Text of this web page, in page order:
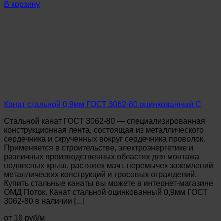
стальной
В корзину
Канат стальной 0,9мм ГОСТ 3062-80 оцинкованный С
Стальной канат ГОСТ 3062-80 — специализированная
конструкционная лента, состоящая из металлического
сердечника и скрученных вокруг сердечника проволок.
Применяется в строительстве, электроэнергетике и
различных производственных областях для монтажа
подвесных крыш, растяжек мачт, перемычек заземлений
металлических конструкций и тросовых ограждений.
Купить стальные канаты вы можете в интернет-магазине
ОМД Поток. Канат стальной оцинкованный 0,9мм ГОСТ
3062-80 в наличии [...]
от 16 руб/м